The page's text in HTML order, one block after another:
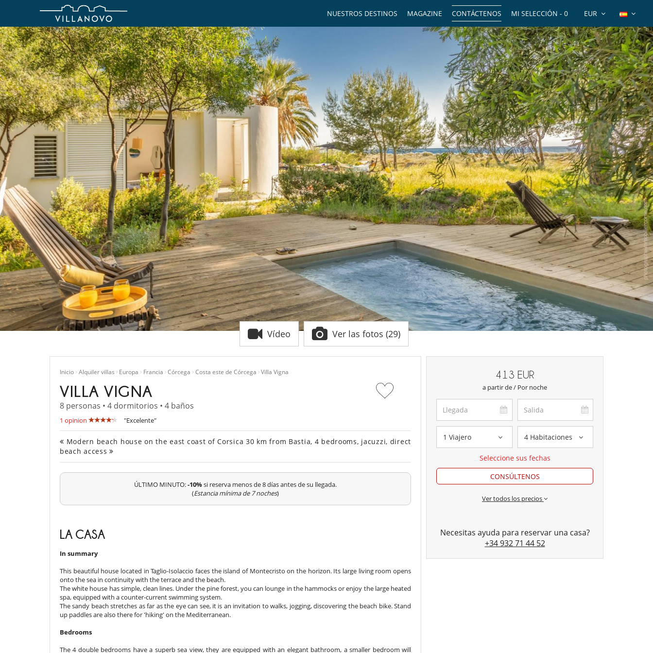
EUR
MI SELECCIÓN - 0
CONTÁCTENOS
MAGAZINE
NUESTROS DESTINOS
Vídeo Ver las fotos (29)
Inicio Alquiler villas Europa Francia Córcega Costa este de Córcega Villa Vigna
VILLA VIGNA
8 personas • 4 dormitorios • 4 baños
1 opinion "Excelente"
Modern beach house on the east coast of Corsica 30 km from Bastia, 4 bedrooms, jacuzzi, direct
beach access
ÚLTIMO MINUTO:-10%si reserva menos de 8 días antes de su llegada.
(Estancia mínima de 7 noches)
LA CASA
In summary
This beautiful house located in Taglio-Isolaccio faces the island of Montecristo on the horizon. Its large living room opens
onto the sea in continuity with the terrace and the beach.
The white house has simple, clean lines. Under the pine forest, you can lounge in the hammocks or enjoy the large heated
spa, equipped with a counter-current swimming system.
The sandy beach stretches as far as the eye can see, it is an invitation to walks, jogging, discovering the beach bike. Stand
up paddles are also there for 'hiking' on the Mediterranean.
Bedrooms
The 4 double bedrooms have a superb sea view, they are equipped with an elegant bathroom, a smaller bedroom will
413 EUR
a partir de / Por noche
1 Viajero 4 Habitaciones
Seleccione sus fechas
CONSÚLTENOS
Ver todos los precios
Necesitas ayuda para reservar una casa?
+34 932 71 44 52